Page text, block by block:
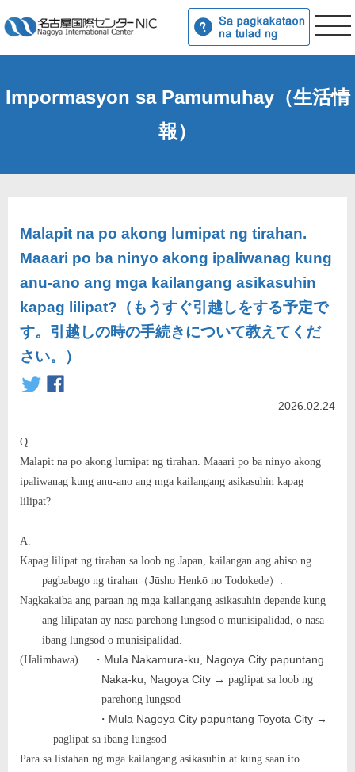
Impormasyon sa Pamumuhay（生活情
報）
Malapit na po akong lumipat ng tirahan.
Maaari po ba ninyo akong ipaliwanag kung
anu-ano ang mga kailangang asikasuhin
kapag lilipat?（もうすぐ引越しをする予定で
す。引越しの時の手続きについて教えてくだ
さい。）
2026.02.24
Q.
Malapit na po akong lumipat ng tirahan. Maaari po ba ninyo akong
ipaliwanag kung anu-ano ang mga kailangang asikasuhin kapag
lilipat?
A.
Kapag lilipat ng tirahan sa loob ng Japan, kailangan ang abiso ng
pagbabago ng tirahan （Jūsho Henkō no Todokede）
Nagkakaiba ang paraan ng mga kailangang asikasuhin depende kung
ang lilipatan ay nasa parehong lungsod o munisipalidad, o nasa
ibang lungsod o munisipalidad.
(Halimbawa)
・ Mula Nakamura-ku, Nagoya City papuntang
Naka-ku, Nagoya City → paglipat sa loob ng
parehong lungsod
・ Mula Nagoya City papuntang Toyota City →
paglipat sa ibang lungsod
Para sa listahan ng mga kailangang asikasuhin at kung saan ito